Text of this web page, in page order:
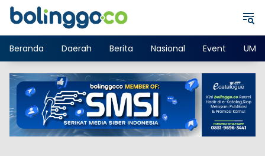
Langsung
Beranda
Daerah Berita Nasional Event